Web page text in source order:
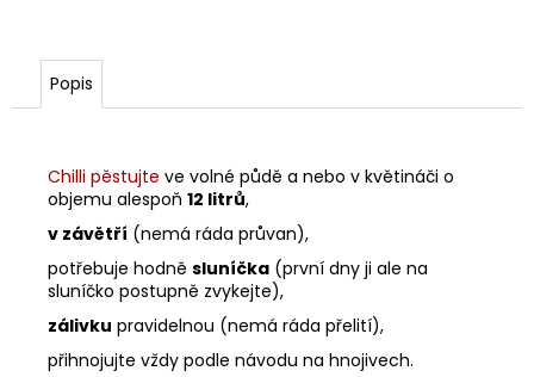
Popis
Chilli pěstujte ve volné půdě a nebo v květináči o
objemu alespoň 12 litrů,
v závětří (nemá ráda průvan),
potřebuje hodně sluníčka (první dny ji ale na
sluníčko postupně zvykejte),
zálivku pravidelnou (nemá ráda přelití),
přihnojujte vždy podle návodu na hnojivech.